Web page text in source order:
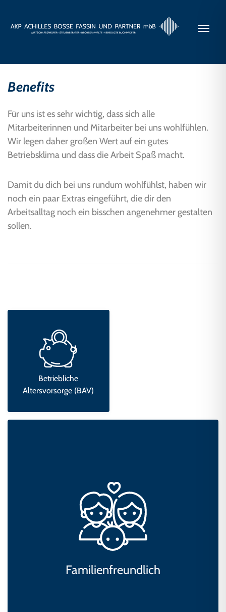
Benefits
Für uns ist es sehr wichtig, dass sich alle
Mitarbeiterinnen und Mitarbeiter bei uns wohlfühlen.
Wir legen daher großen Wert auf ein gutes
Betriebsklima und dass die Arbeit Spaß macht.
Damit du dich bei uns rundum wohlfühlst, haben wir
noch ein paar Extras eingeführt, die dir den
Arbeitsalltag noch ein bisschen angenehmer gestalten
sollen.
Betriebliche
Altersvorsorge (BAV)
Familienfreundlich